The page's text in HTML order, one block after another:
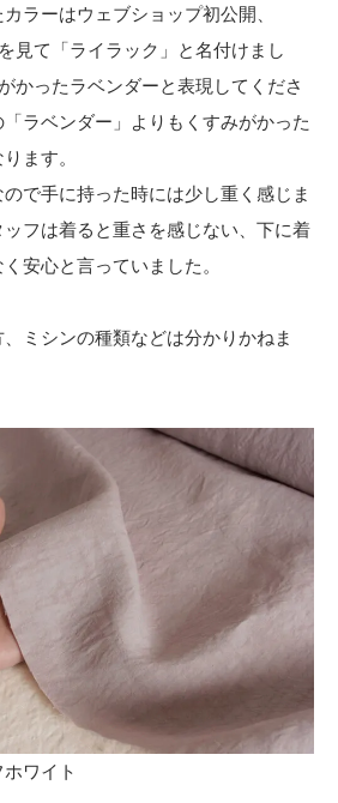
ラーはウェブショップ初公開、
見て「ライラック」と名付けまし
かったラベンダーと表現してくださ
ラベンダー」よりもくすみがかった
ます。
で手に持った時には少し重く感じま
フは着ると重さを感じない、下に着
安心と言っていました。
ミシンの種類などは分かりかねま
ホワイト